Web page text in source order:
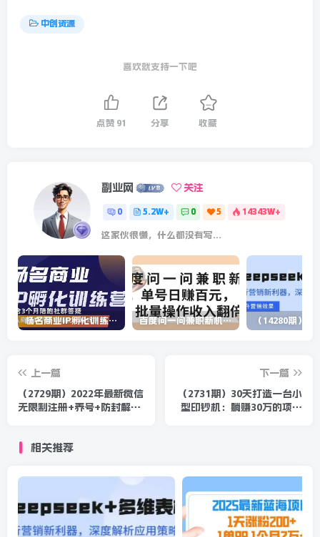
中创资源
喜欢就支持一下吧
点赞 91 分享 收藏
副业网 关注
0 5.2W+ 0 5 14343W+
这家伙很懒，什么都没有写...
杨名商业IP孵化训练营，从商业到内容到转化一站式学 价值5980元 百度问一问兼职新机遇，单号日赚百元，批量操作收入翻倍
上一篇
（2729期）2022年最新微信
无限制注册+养号+防封解封
下一篇
（2731期）30天打造一台小
型印钞机：躺赚30万的项目
相关推荐